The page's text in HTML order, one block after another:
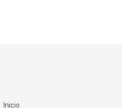
Inicio